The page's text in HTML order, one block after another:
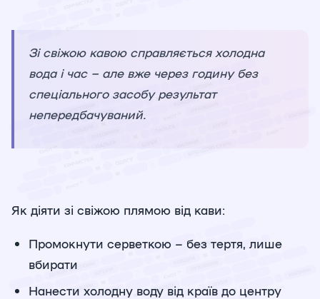
Зі свіжою кавою справляється холодна
вода і час – але вже через годину без
спеціального засобу результат
непередбачуваний.
Як діяти зі свіжою плямою від кави:
Промокнути серветкою – без тертя, лише
вбирати
Нанести холодну воду від країв до центру